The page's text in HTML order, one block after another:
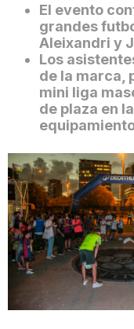
El evento
grandes
Aleixandri y
Los
de la marca,
mini liga
de plaza en